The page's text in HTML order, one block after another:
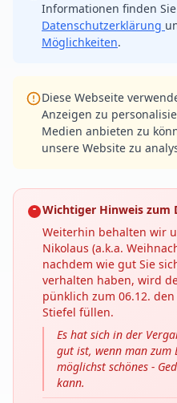
Informationen finden
Datenschutzerklärung
Möglichkeiten.
Diese Webseite
Anzeigen zu
Medien anbieten zu
unsere Website zu
Wichtiger Hinweis zum
Weiterhin behalten wir
Nikolaus (a.k.a.
nachdem wie gut Sie
verhalten haben, wird
pünklich zum 06.12.
Stiefel füllen.
Es hat sich in der
gut ist, wenn man zum
möglichst schönes -
kann.